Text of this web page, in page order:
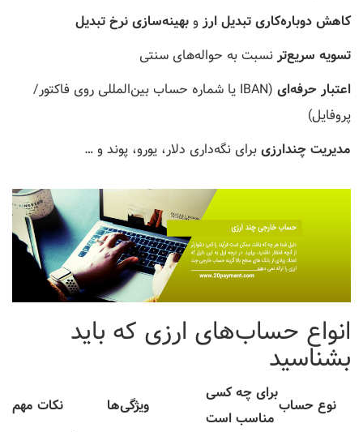
کاهش دوباره‌کاری تبدیل ارزوبهینه‌سازی نرخ تبدیل
تسویه سریع‌ترنسبت به حواله‌های سنتی
اعتبار حرفه‌ای
(IBAN یا شماره حساب بین‌المللی روی فاکتور/
پروفایل)
مدیریت چندارزیبرای نگه‌داری دلار، یورو، پوند و …
انواع حساب‌های ارزی که باید
بشناسید
نوع حساب
برای چه کسی
مناسب است
ویژگی‌ها
نکات مهم